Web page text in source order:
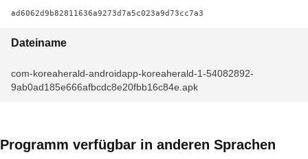
ad6062d9b82811636a9273d7a5c023a9d73cc7a3
Dateiname
com-koreaherald-androidapp-koreaherald-1-54082892-
9ab0ad185e666afbcdc8e20fbb16c84e.apk
Programm verfügbar in anderen Sprachen